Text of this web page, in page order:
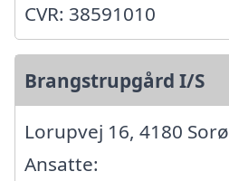
CVR: 38591010
Brangstrupgård I/S
Lorupvej 16, 4180 Sorø
Ansatte: